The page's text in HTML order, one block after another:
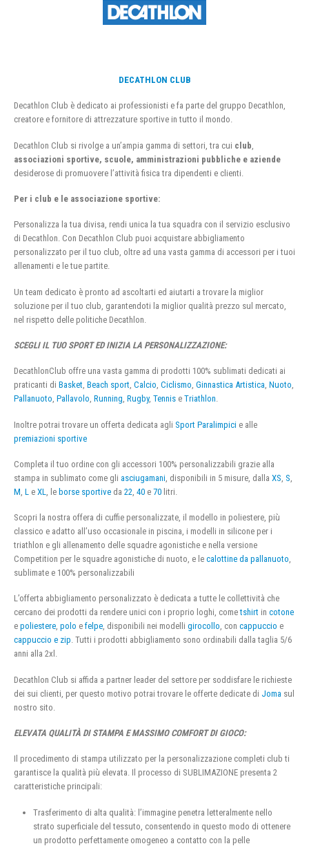
DECATHLON CLUB
Decathlon Club è dedicato ai professionisti e fa parte del gruppo Decathlon,
creatore e fornitore di attrezzature sportive in tutto il mondo.
Decathlon Club si rivolge a un’ampia gamma di settori, tra cui club
associazioni sportive, scuole, amministrazioni pubbliche e aziende
desiderose di promuovere l’attività fisica tra dipendenti e clienti.
Per i club e le associazione sportive:
Personalizza la tua divisa, rendi unica la tua squadra con il servizio esclusivo
di Decathlon. Con Decathlon Club puoi acquistare abbigliamento
personalizzato per il tuo club, oltre ad una vasta gamma di accessori per i tuoi
allenamenti e le tue partite.
Un team dedicato è pronto ad ascoltarti ed aiutarti a trovare la miglior
soluzione per il tuo club, garantendoti la miglior qualità prezzo sul mercato,
nel rispetto delle politiche Decathlon.
SCEGLI IL TUO SPORT ED INIZIA LA PERSONALIZZAZIONE:
DecathlonClub offre una vasta gamma di prodotti 100% sublimati dedicati ai
praticanti di Basket, Beach sport, Calcio, Ciclismo, Ginnastica Artistica, Nuoto,
Pallanuoto, Pallavolo, Running, Rugby, Tennis e Triathlon.
Inoltre potrai trovare un offerta dedicata agli Sport Paralimpici e alle
premiazioni sportive
Completa il tuo ordine con gli accessori 100% personalizzabili grazie alla
stampa in sublimato come gli asciugamani , disponibili in 5 misure, dalla XS S
M L e XL , le borse sportive da 22 40 e 70 litri.
Scopri la nostra offera di cuffie personalizzate, il modello in poliestere, più
classico e adatto all’uso occasionale in piscina, i modelli in silicone per i
triathlon e gli allenamento delle squadre agonistiche e nella versione
Competition per le squadre agonistiche di nuoto, e le calottine da pallanuoto,
sublimate e 100% personalizzabili
L’offerta abbigliamento personalizzato è dedicata a tutte le collettività che
cercano dei prodotti da rendere unici con i proprio loghi, cometshirt in cotone
e poliestere, polo e felpe, disponibili nei modelli girocollo, con cappuccio e
cappuccio e zip. Tutti i prodotti abbigliamento sono ordinabili dalla taglia 5/6
anni alla 2xl.
Decathlon Club si affida a partner leader del settore per soddisfare le richieste
dei sui clienti, per questo motivo potrai trovare le offerte dedicate di Joma sul
nostro sito.
ELEVATA QUALITÀ DI STAMPA E MASSIMO COMFORT DI GIOCO:
Il procedimento di stampa utilizzato per la personalizzazione completi club ti
garantisce la qualità più elevata. Il processo di SUBLIMAZIONE presenta 2
caratteristiche principali:
Trasferimento di alta qualità: l’immagine penetra letteralmente nello
strato superficiale del tessuto, consentendo in questo modo di ottenere
un prodotto perfettamente omogeneo a contatto con la pelle